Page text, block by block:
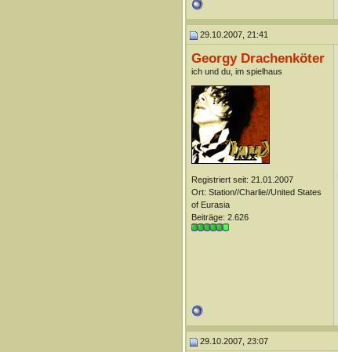
29.10.2007, 21:41
Georgy Drachenköter
ich und du, im spielhaus
Registriert seit: 21.01.2007
Ort: Station//Charlie//United States
of Eurasia
Beiträge: 2.626
29.10.2007, 23:07